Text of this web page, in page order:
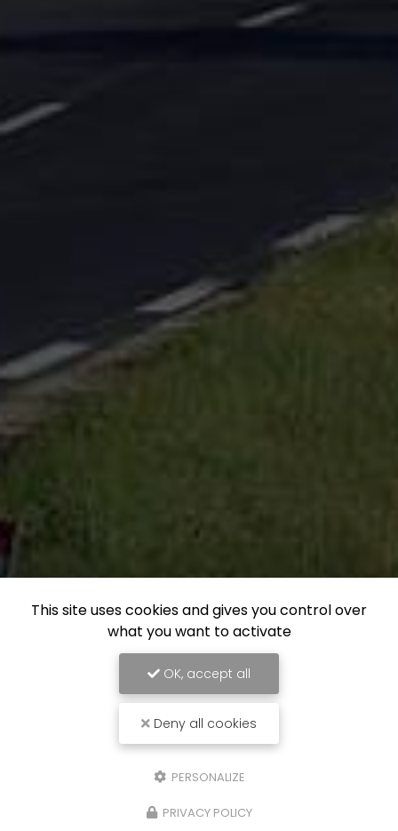
This site uses cookies and gives you control over
what you want to activate
OK, accept all
Deny all cookies
PERSONALIZE
PRIVACY POLICY